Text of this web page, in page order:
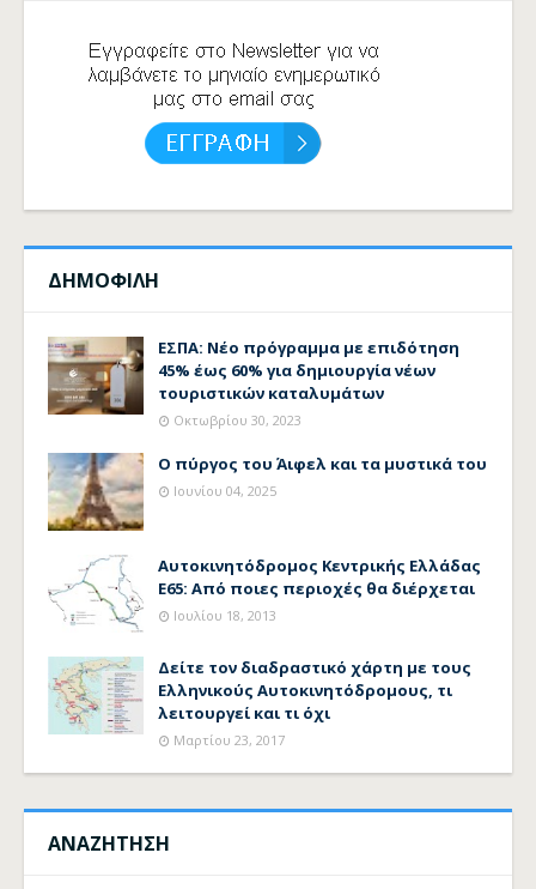
ΔΗΜΟΦΙΛΗ
ΕΣΠΑ: Νέο πρόγραμμα με επιδότηση
45% έως 60% για δημιουργία νέων
τουριστικών καταλυμάτων
Οκτωβρίου 30, 2023
Ο πύργος του Άιφελ και τα μυστικά του
Ιουνίου 04, 2025
Αυτοκινητόδρομος Κεντρικής Ελλάδας
Ε65: Από ποιες περιοχές θα διέρχεται
Ιουλίου 18, 2013
Δείτε τον διαδραστικό χάρτη με τους
Ελληνικούς Αυτοκινητόδρομους, τι
λειτουργεί και τι όχι
Μαρτίου 23, 2017
ΑΝΑΖΗΤΗΣΗ